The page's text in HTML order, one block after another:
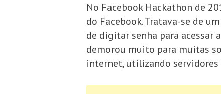
No Facebook Hackathon de
do Facebook. Tratava-se de
de digitar senha para acessar
demorou muito para muitas
internet, utilizando servidores